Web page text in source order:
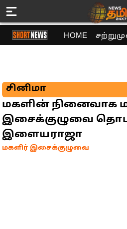
HOME
சினிமா
மகளின் நினைவாக
இசைக்குழுவை
இளையராஜா
மகளிர் இசைக்குழுவை